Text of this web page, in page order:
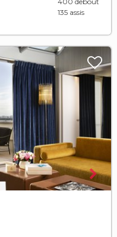
135 assis